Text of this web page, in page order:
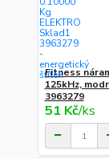
Fitness
125kHz,
3963279
51 Kč/ks